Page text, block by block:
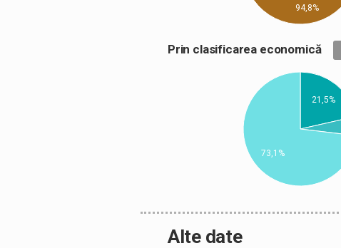
94,8%
Prin clasificarea economică
21,5%
73,1%
Alte date